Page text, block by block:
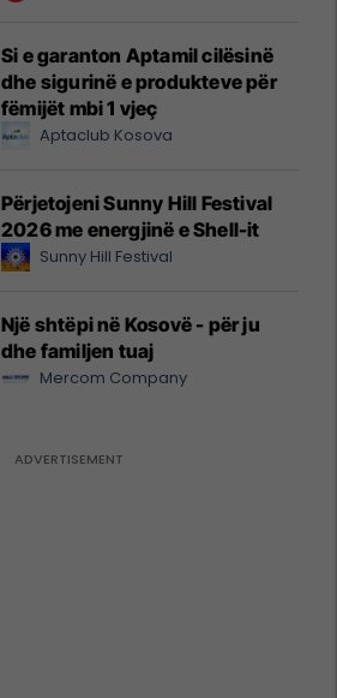
Si e garanton Aptamil cilësinë
dhe sigurinë e produkteve për
fëmijët mbi 1 vjeç
Aptaclub Kosova
Përjetojeni Sunny Hill Festival
2026 me energjinë e Shell-it
Sunny Hill Festival
Një shtëpi në Kosovë - për ju
dhe familjen tuaj
Mercom Company